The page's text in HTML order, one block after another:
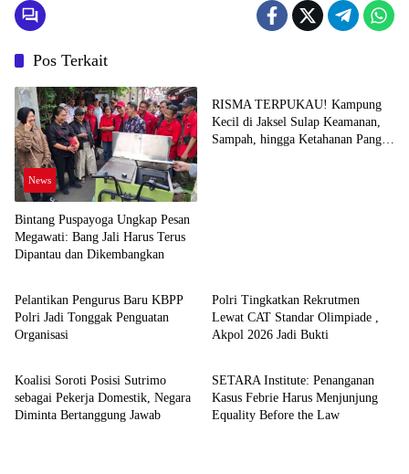
Pos Terkait
News
Bintang Puspayoga Ungkap Pesan
Megawati: Bang Jali Harus Terus
Dipantau dan Dikembangkan
RISMA TERPUKAU! Kampung
Kecil di Jaksel Sulap Keamanan,
Sampah, hingga Ketahanan Pangan
News
Pelantikan Pengurus Baru KBPP
Polri Jadi Tonggak Penguatan
Organisasi
Polri Tingkatkan Rekrutmen
Lewat CAT Standar Olimpiade ,
Akpol 2026 Jadi Bukti
News
Koalisi Soroti Posisi Sutrimo
sebagai Pekerja Domestik, Negara
Diminta Bertanggung Jawab
News
SETARA Institute: Penanganan
Kasus Febrie Harus Menjunjung
Equality Before the Law